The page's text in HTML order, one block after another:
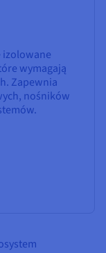
izolowane
wymagają
Zapewnia
nośników